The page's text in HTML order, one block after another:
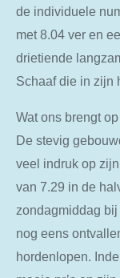
de individuele
met 8.04 ver en
drietiende
Schaaf die in zijn
Wat ons brengt
De stevig
veel indruk op
van 7.29 in de
zondagmiddag
nog eens
hordenlopen.